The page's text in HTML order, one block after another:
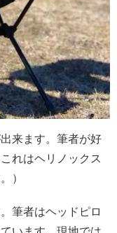
来ます。筆者が好
れはヘリノックス
）
筆者はヘッドピロ